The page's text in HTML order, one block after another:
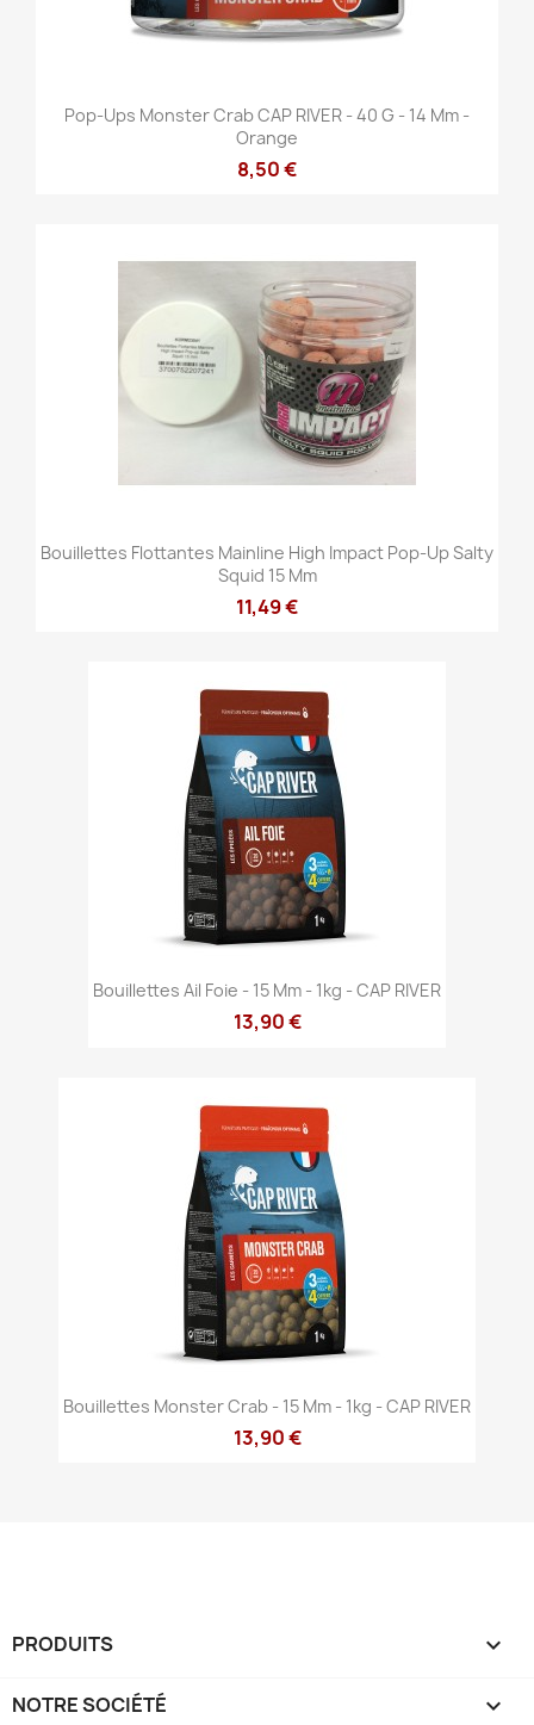
Pop-Ups Monster Crab CAP RIVER - 40 G - 14 Mm -
Orange
8,50 €
Bouillettes Flottantes Mainline High Impact Pop-Up Salty
Squid 15 Mm
11,49 €
Bouillettes Ail Foie - 15 Mm - 1kg - CAP RIVER
13,90 €
Bouillettes Monster Crab - 15 Mm - 1kg - CAP RIVER
13,90 €
PRODUITS 
NOTRE SOCIÉTÉ 